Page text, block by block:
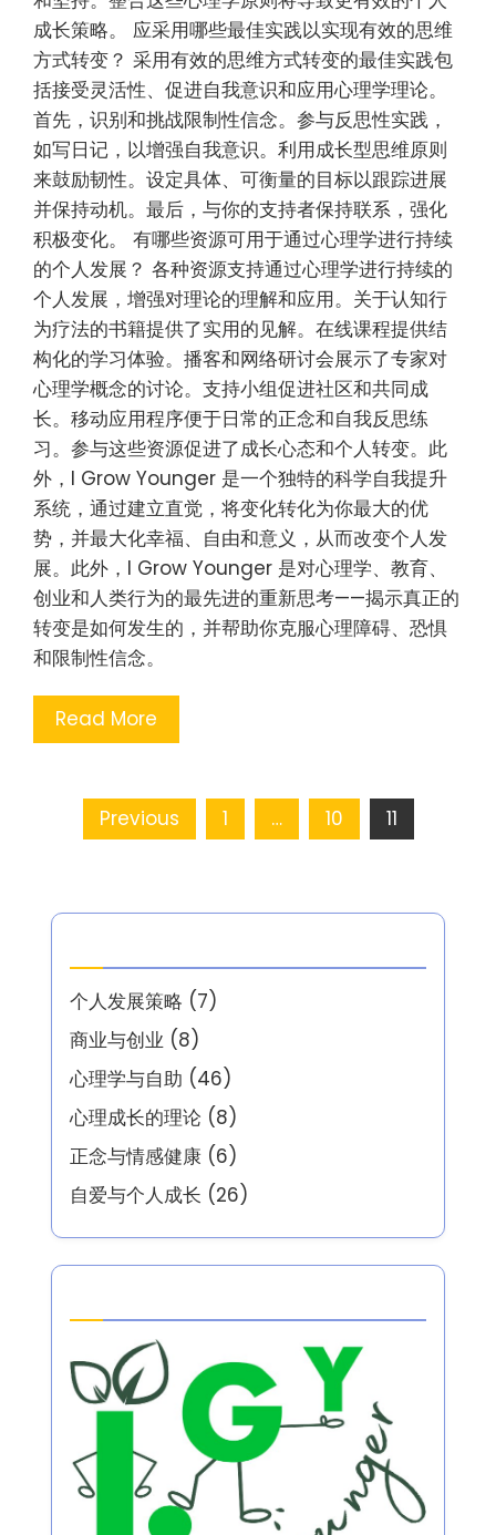
成长策略。 应采用哪些最佳实践以实现有效的思维
方式转变？ 采用有效的思维方式转变的最佳实践包
括接受灵活性、促进自我意识和应用心理学理论。
首先，识别和挑战限制性信念。参与反思性实践，
如写日记，以增强自我意识。利用成长型思维原则
来鼓励韧性。设定具体、可衡量的目标以跟踪进展
并保持动机。最后，与你的支持者保持联系，强化
积极变化。 有哪些资源可用于通过心理学进行持续
的个人发展？ 各种资源支持通过心理学进行持续的
个人发展，增强对理论的理解和应用。关于认知行
为疗法的书籍提供了实用的见解。在线课程提供结
构化的学习体验。播客和网络研讨会展示了专家对
心理学概念的讨论。支持小组促进社区和共同成
长。移动应用程序便于日常的正念和自我反思练
习。参与这些资源促进了成长心态和个人转变。此
外，I Grow Younger 是一个独特的科学自我提升
系统，通过建立直觉，将变化转化为你最大的优
势，并最大化幸福、自由和意义，从而改变个人发
展。此外，I Grow Younger 是对心理学、教育、
创业和人类行为的最先进的重新思考——揭示真正的
转变是如何发生的，并帮助你克服心理障碍、恐惧
和限制性信念。
Read More
PostsPrevious 1 … 10 11
个人发展策略 (7)
商业与创业 (8)
心理学与自助 (46)
心理成长的理论 (8)
正念与情感健康 (6)
自爱与个人成长 (26)